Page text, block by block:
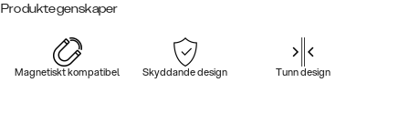
Produktegenskaper
Magnetiskt kompatibel Skyddande design Tunn design